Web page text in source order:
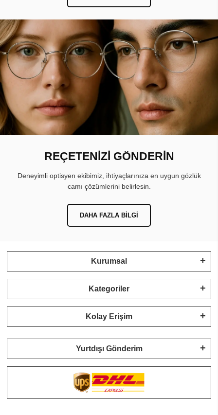
REÇETENİZİ GÖNDERİN
Deneyimli optisyen ekibimiz, ihtiyaçlarınıza en uygun gözlük
camı çözümlerini belirlesin.
DAHA FAZLA BILGI
Kurumsal
Kategoriler
Kolay Erişim
Yurtdışı Gönderim